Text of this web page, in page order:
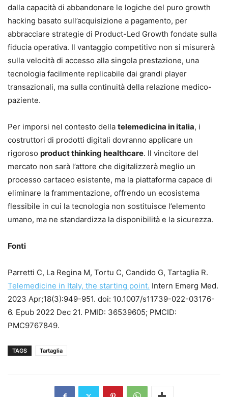
dalla capacità di abbandonare le logiche del puro growth
hacking basato sull’acquisizione a pagamento, per
abbracciare strategie di Product-Led Growth fondate sulla
fiducia operativa. Il vantaggio competitivo non si misurerà
sulla velocità di accesso alla singola prestazione, una
tecnologia facilmente replicabile dai grandi player
transazionali, ma sulla continuità della relazione medico-
paziente.
Per imporsi nel contesto della telemedicina in italia, i
costruttori di prodotti digitali dovranno applicare un
rigoroso product thinking healthcare. Il vincitore del
mercato non sarà l’attore che digitalizzerà meglio un
processo cartaceo esistente, ma la piattaforma capace di
eliminare la frammentazione, offrendo un ecosistema
flessibile in cui la tecnologia non sostituisce l’elemento
umano, ma ne standardizza la disponibilità e la sicurezza.
Fonti
Parretti C, La Regina M, Tortu C, Candido G, Tartaglia R.
Telemedicine in Italy, the starting point. Intern Emerg Med.
2023 Apr;18(3):949-951. doi: 10.1007/s11739-022-03176-
6. Epub 2022 Dec 21. PMID: 36539605; PMCID:
PMC9767849.
TAGS Tartaglia